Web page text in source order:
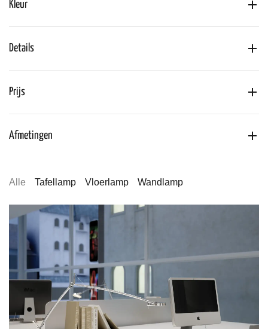
Kleur
Details
Prijs
Afmetingen
Alle Tafellamp Vloerlamp Wandlamp